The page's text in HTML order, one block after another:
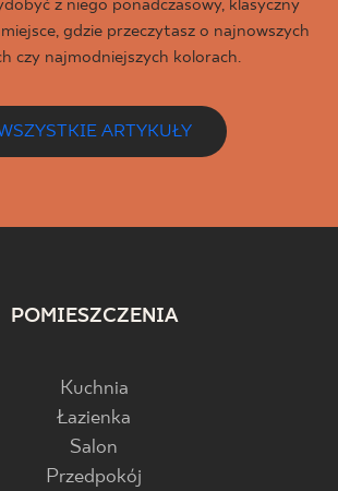
z niego ponadczasowy, klasyczny
gdzie przeczytasz o najnowszych
czy najmodniejszych kolorach.
ARTYKUŁY
POMIESZCZENIA
Kuchnia
Łazienka
Salon
Przedpokój